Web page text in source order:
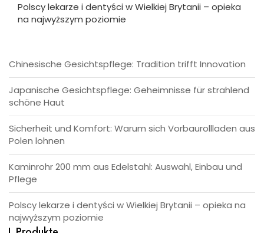
Polscy lekarze i dentyści w Wielkiej Brytanii – opieka
na najwyższym poziomie
Chinesische Gesichtspflege: Tradition trifft Innovation
Japanische Gesichtspflege: Geheimnisse für strahlend
schöne Haut
Sicherheit und Komfort: Warum sich Vorbaurollladen aus
Polen lohnen
Kaminrohr 200 mm aus Edelstahl: Auswahl, Einbau und
Pflege
Polscy lekarze i dentyści w Wielkiej Brytanii – opieka na
najwyższym poziomie